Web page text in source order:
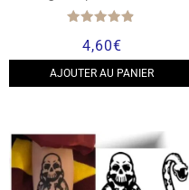
4.67
sur 5
4,60€
AJOUTER AU PANIER